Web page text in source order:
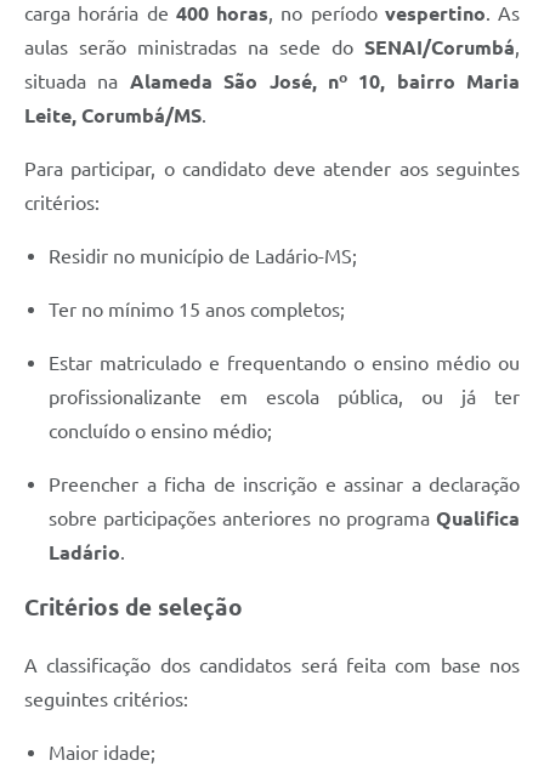
carga horária de 400 horas , no período vespertino . As
aulas serão ministradas na sede do SENAI/Corumbá
situada na Alameda São José, nº 10, bairro Maria
Leite, Corumbá/MS
Para participar, o candidato deve atender aos seguintes
critérios:
Residir no município de Ladário-MS;
Ter no mínimo 15 anos completos;
Estar matriculado e frequentando o ensino médio ou
profissionalizante em escola pública, ou já ter
concluído o ensino médio;
Preencher a ficha de inscrição e assinar a declaração
sobre participações anteriores no programa Qualifica
Ladário
Critérios de seleção
A classificação dos candidatos será feita com base nos
seguintes critérios:
Maior idade;